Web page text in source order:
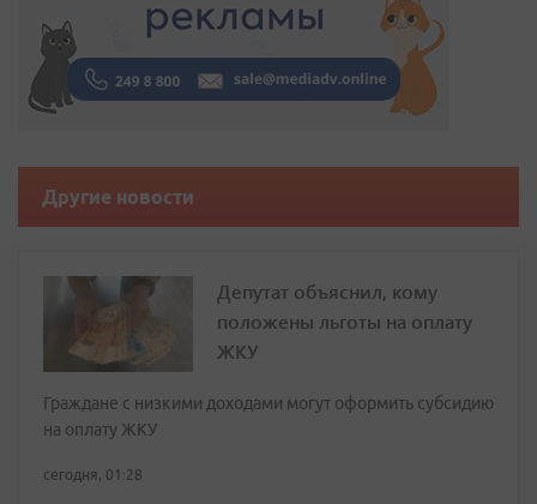
Другие новости
Депутат объяснил, кому
положены льготы на оплату
ЖКУ
Граждане с низкими доходами могут оформить субсидию
на оплату ЖКУ
сегодня, 01:28